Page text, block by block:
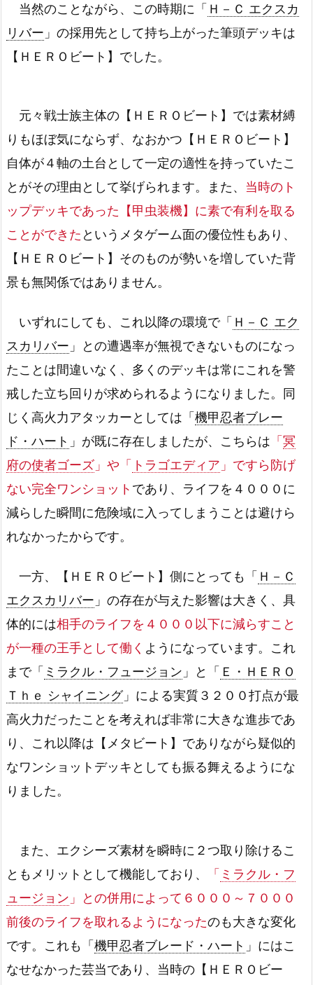
当然のことながら、この時期に「 Ｈ－Ｃ エクスカ
リバー 」の採用先として持ち上がった筆頭デッキは
【ＨＥＲＯビート】でした。
元々戦士族主体の【ＨＥＲＯビート】では素材縛
りもほぼ気にならず、なおかつ【ＨＥＲＯビート】
自体が４軸の土台として一定の適性を持っていたこ
とがその理由として挙げられます。また、 当時のト
ップデッキであった【甲虫装機】に素で有利を取る
ことができた というメタゲーム面の優位性もあり、
【ＨＥＲＯビート】そのものが勢いを増していた背
景も無関係ではありません。
いずれにしても、これ以降の環境で「 Ｈ－Ｃ エク
スカリバー 」との遭遇率が無視できないものになっ
たことは間違いなく、多くのデッキは常にこれを警
戒した立ち回りが求められるようになりました。同
じく高火力アタッカーとしては「 機甲忍者ブレー
ド・ハート 」が既に存在しましたが、こちらは 「 冥
府の使者ゴーズ 」や「 トラゴエディア 」ですら防げ
ない完全ワンショット であり、ライフを４０００に
減らした瞬間に危険域に入ってしまうことは避けら
れなかったからです。
一方、【ＨＥＲＯビート】側にとっても「 Ｈ－Ｃ
エクスカリバー 」の存在が与えた影響は大きく、具
体的には相手のライフを４０００以下に減らすこと
が一種の王手として働く ようになっています。これ
まで「 ミラクル・フュージョン 」と「 Ｅ・ＨＥＲＯ
Ｔｈｅ シャイニング」による実質３２００打点が最
高火力だったことを考えれば非常に大きな進歩であ
り、これ以降は【メタビート】でありながら疑似的
なワンショットデッキとしても振る舞えるようにな
りました。
また、エクシーズ素材を瞬時に２つ取り除けるこ
ともメリットとして機能しており、
「 ミラクル・フ
ュージョン 」との併用によって６０００～７０００
前後のライフを取れるようになったのも大きな変化
です。これも「 機甲忍者ブレード・ハート 」にはこ
なせなかった芸当であり、当時の【ＨＥＲＯビー